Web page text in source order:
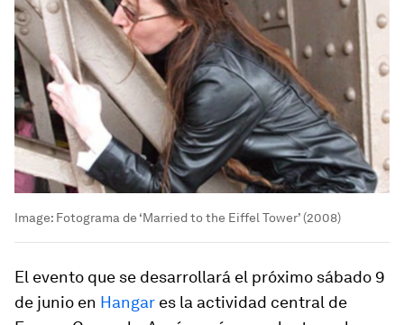
Image: Fotograma de ‘Married to the Eiffel Tower’ (2008)
El evento que se desarrollará el próximo sábado 9
de junio en Hangar es la actividad central de